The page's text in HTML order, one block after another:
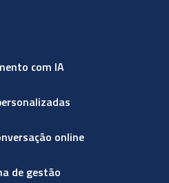
com IA
online
de gestão